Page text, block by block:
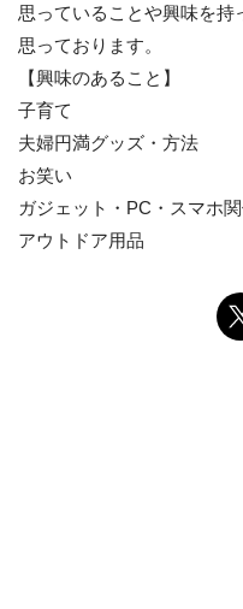
思っていることや興味を持
思っております。
【興味のあること】
子育て
夫婦円満グッズ・方法
お笑い
ガジェット・PC・スマホ
アウトドア用品